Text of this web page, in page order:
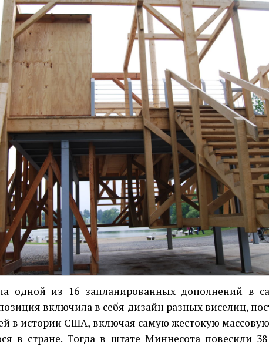
одной из 16 запланированных дополнений в
включила в себя дизайн разных виселиц,
в истории США, включая самую жестокую массовую
в стране. Тогда в штате Миннесота повесили